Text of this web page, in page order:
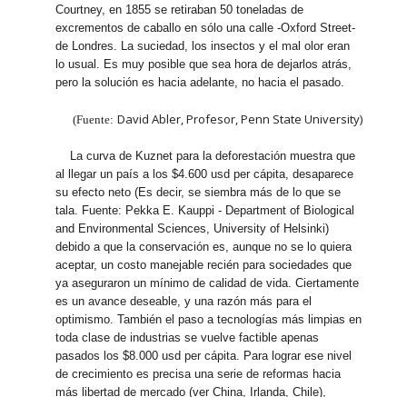
Courtney, en 1855 se retiraban 50 toneladas de
excrementos de caballo en sólo una calle -Oxford Street-
de Londres. La suciedad, los insectos y el mal olor eran
lo usual. Es muy posible que sea hora de dejarlos atrás,
pero la solución es hacia adelante, no hacia el pasado.
(Fuente: David Abler, Profesor, Penn State University)
La curva de Kuznet para la deforestación muestra que
al llegar un país a los $4.600 usd per cápita, desaparece
su efecto neto (Es decir, se siembra más de lo que se
tala. Fuente: Pekka E. Kauppi - Department of Biological
and Environmental Sciences, University of Helsinki)
debido a que la conservación es, aunque no se lo quiera
aceptar, un costo manejable recién para sociedades que
ya aseguraron un mínimo de calidad de vida. Ciertamente
es un avance deseable, y una razón más para el
optimismo. También el paso a tecnologías más limpias en
toda clase de industrias se vuelve factible apenas
pasados los $8.000 usd per cápita. Para lograr ese nivel
de crecimiento es precisa una serie de reformas hacia
más libertad de mercado (ver China, Irlanda, Chile),